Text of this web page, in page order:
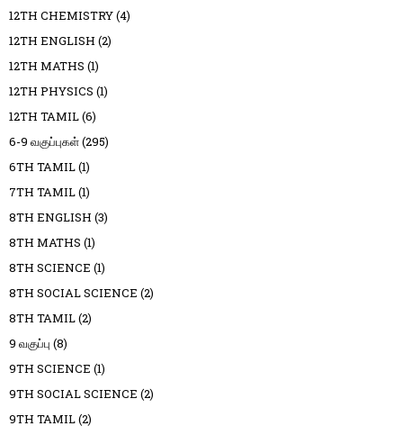
12TH CHEMISTRY(4)
12TH ENGLISH (2)
12TH MATHS (1)
12TH PHYSICS (1)
12TH TAMIL(6)
6-9 வகுப்புகள்(295)
6TH TAMIL(1)
7TH TAMIL(1)
8TH ENGLISH (3)
8TH MATHS (1)
8TH SCIENCE (1)
8TH SOCIAL SCIENCE (2)
8TH TAMIL(2)
9 வகுப்பு (8)
9TH SCIENCE (1)
9TH SOCIAL SCIENCE (2)
9TH TAMIL(2)